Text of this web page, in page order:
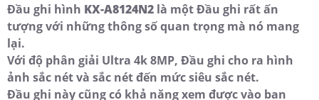
Đầu ghi hình KX-A8124N2 là một Đầu ghi rất ấn
tượng với những thông số quan trọng mà nó mang
lại.
Với độ phân giải Ultra 4k 8MP, Đầu ghi cho ra hình
ảnh sắc nét và sắc nét đến mức siêu sắc nét.
Đầu ghi này cũng có khả năng xem được vào ban